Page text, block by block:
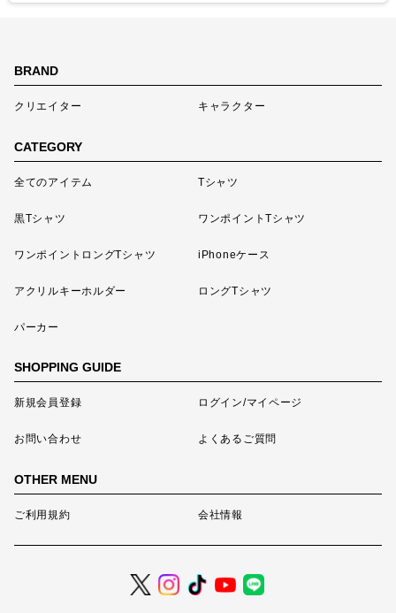
BRAND
クリエイター キャラクター
CATEGORY
全てのアイテム Tシャツ
黒Tシャツ ワンポイントTシャツ
ワンポイントロングTシャツ iPhoneケース
アクリルキーホルダー ロングTシャツ
パーカー
SHOPPING GUIDE
新規会員登録 ログイン/マイページ
お問い合わせ よくあるご質問
OTHER MENU
ご利用規約 会社情報